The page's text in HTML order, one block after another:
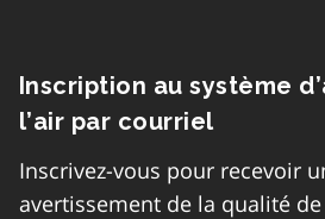
Inscription au système
l’air par courriel
Inscrivez-vous pour recevoir
avertissement de la qualité de